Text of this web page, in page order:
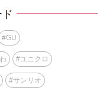
#GU
#ユニクロ
#サンリオ